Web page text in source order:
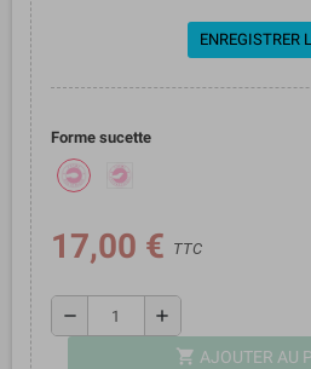
ENREGISTRER
Forme sucette
17,00 € TTC
remove add
shopping_cart AJOUTER AU